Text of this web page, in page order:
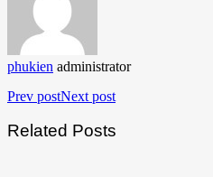
phukien administrator
Prev postNext post
Related Posts